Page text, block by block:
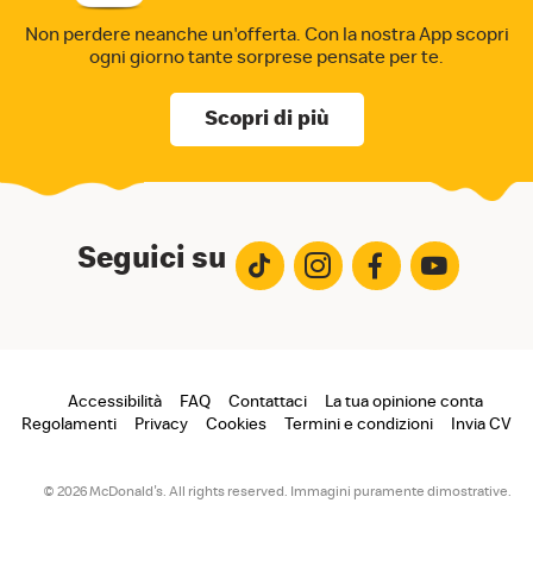
Non perdere neanche un'offerta. Con la nostra App scopri
ogni giorno tante sorprese pensate per te.
Scopri di più
Seguici su
Footer
menu
Accessibilità FAQ Contattaci
La tua opinione conta
Regolamenti
Privacy Cookies Termini e condizioni Invia CV
© 2026 McDonald's. All rights reserved. Immagini puramente dimostrative.